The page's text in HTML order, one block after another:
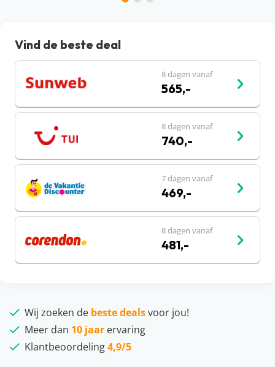
Vind de beste deal
8 dagen vanaf
565,-
8 dagen vanaf
740,-
7 dagen vanaf
469,-
8 dagen vanaf
481,-
Wij zoeken de beste dealsvoor jou!
Meer dan 10 jaar ervaring
Klantbeoordeling4,9/5